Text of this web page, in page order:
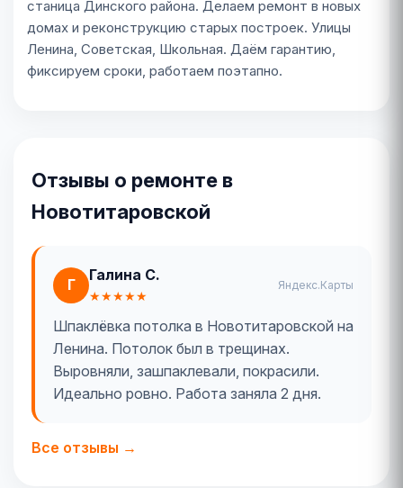
станица Динского района. Делаем ремонт в новых
домах и реконструкцию старых построек. Улицы
Ленина, Советская, Школьная. Даём гарантию,
фиксируем сроки, работаем поэтапно.
Отзывы о ремонте в
Новотитаровской
Г
Галина С.
★★★★★
Яндекс.Карты
Шпаклёвка потолка в Новотитаровской на
Ленина. Потолок был в трещинах.
Выровняли, зашпаклевали, покрасили.
Идеально ровно. Работа заняла 2 дня.
Все отзывы →